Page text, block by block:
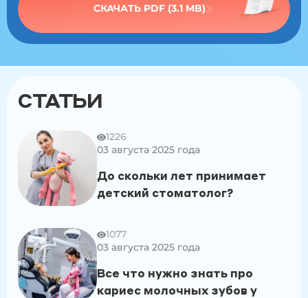
Чем опасно слишком раннее удаление
Что, если вообще нет зачатка
Про ретенцию
Когда стоит делать рентген после удаления
молочного зуба
Если постоянный зуб не появляется
СКАЧАТЬ PDF (3.1 MB)
СТАТЬИ
03 августа 2025 года
1226
До скольки лет принимает
детский стоматолог?
03 августа 2025 года
1077
Все что нужно знать про
кариес молочных зубов у